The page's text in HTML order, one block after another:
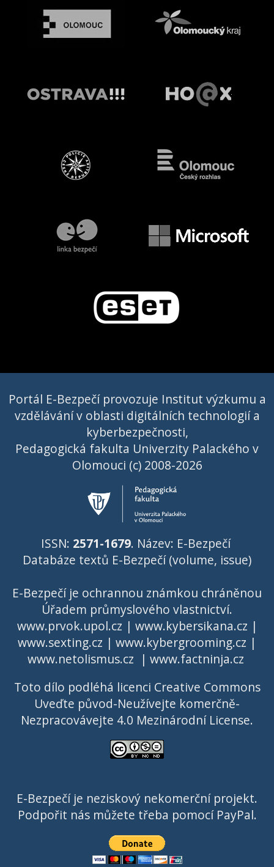
Portál E-Bezpečí provozuje Institut výzkumu a
vzdělávání v oblasti digitálních technologií a
kyberbezpečnosti,
Pedagogická fakulta Univerzity Palackého v
Olomouci (c) 2008-2026
ISSN: 2571-1679. Název: E-Bezpečí
Databáze textů E-Bezpečí (volume, issue)
E-Bezpečí je ochrannou známkou chráněnou
Úřadem průmyslového vlastnictví.
www.prvok.upol.cz | www.kybersikana.cz |
www.sexting.cz | www.kybergrooming.cz |
www.netolismus.cz | www.factninja.cz
Toto dílo podléhá licenci Creative Commons
Uveďte původ-Neužívejte komerčně-
Nezpracovávejte 4.0 Mezinárodní License.
E-Bezpečí je neziskový nekomerční projekt.
Podpořit nás můžete třeba pomocí PayPal.